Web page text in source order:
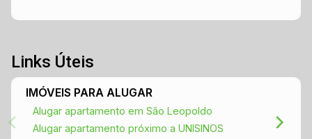
Links Úteis
IMÓVEIS PARA ALUGAR
Alugar apartamento em São Leopoldo
Alugar apartamento próximo a UNISINOS